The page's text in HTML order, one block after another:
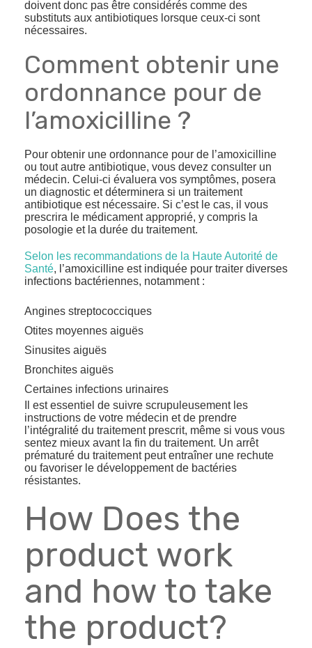
doivent donc pas être considérés comme des
substituts aux antibiotiques lorsque ceux-ci sont
nécessaires.
Comment obtenir une
ordonnance pour de
l’amoxicilline ?
Pour obtenir une ordonnance pour de l’amoxicilline
ou tout autre antibiotique, vous devez consulter un
médecin. Celui-ci évaluera vos symptômes, posera
un diagnostic et déterminera si un traitement
antibiotique est nécessaire. Si c’est le cas, il vous
prescrira le médicament approprié, y compris la
posologie et la durée du traitement.
Selon les recommandations de la Haute Autorité de
Santé, l’amoxicilline est indiquée pour traiter diverses
infections bactériennes, notamment :
Angines streptococciques
Otites moyennes aiguës
Sinusites aiguës
Bronchites aiguës
Certaines infections urinaires
Il est essentiel de suivre scrupuleusement les
instructions de votre médecin et de prendre
l’intégralité du traitement prescrit, même si vous vous
sentez mieux avant la fin du traitement. Un arrêt
prématuré du traitement peut entraîner une rechute
ou favoriser le développement de bactéries
résistantes.
How Does the
product work
and how to take
the product?